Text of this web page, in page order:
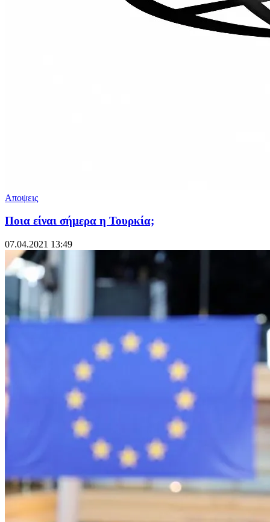
Αποψεις
Ποια είναι σήμερα η Τουρκία;
07.04.2021 13:49